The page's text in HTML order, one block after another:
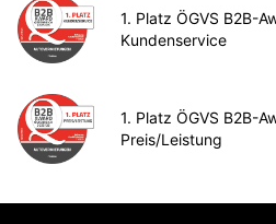
1. Platz ÖGVS B2B-
Kundenservice
1. Platz ÖGVS B2B-
Preis/Leistung